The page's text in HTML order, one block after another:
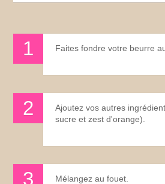
Faites fondre votre beurre
Ajoutez vos autres
sucre et zest d'orange).
Mélangez au fouet.